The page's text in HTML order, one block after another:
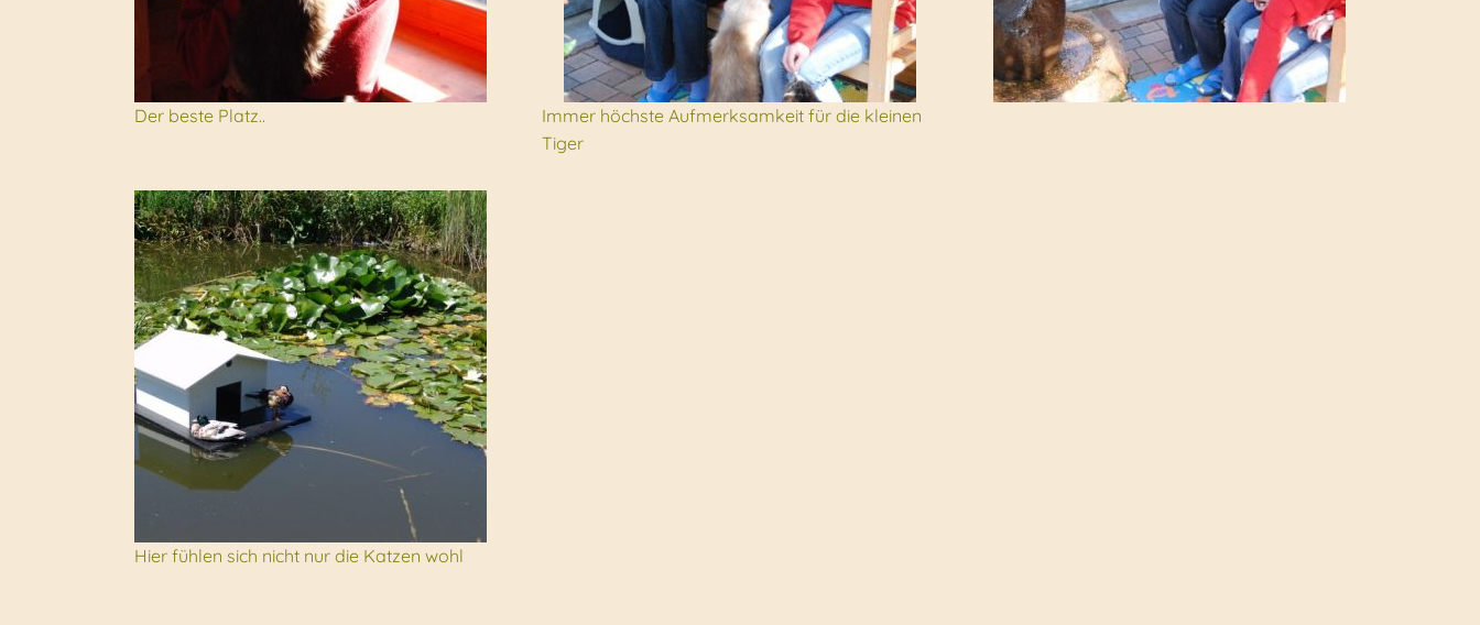
Der beste Platz..
Immer höchste Aufmerksamkeit für die kleinen
Tiger
Hier fühlen sich nicht nur die Katzen wohl